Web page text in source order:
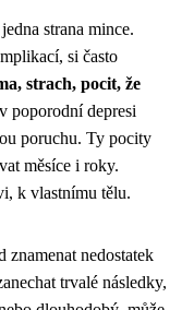
strana mince.
si často
strach, pocit, že
poporodní depresi
poruchu. Ty pocity
měsíce i roky.
k vlastnímu tělu.
nedostatek
trvalé následky,